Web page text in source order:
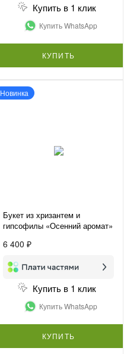
Купить в 1 клик
Купить WhatsApp
КУПИТЬ
Новинка
Букет из хризантем и
гипсофилы «Осенний аромат»
6 400 ₽
Купить в 1 клик
Купить WhatsApp
КУПИТЬ